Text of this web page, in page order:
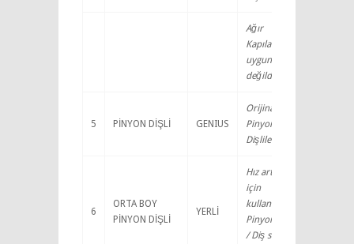
Ağır
Kapılara
uygun
değildir ..
5 PİNYON DİŞLİ GENIUS
Orijinal
Pinyon
Dişliler
6
ORTA BOY
PİNYON DİŞLİ
YERLİ
Hız artırımı
için
kullanılan
Pinyon Dişli
/ Diş sayısı :